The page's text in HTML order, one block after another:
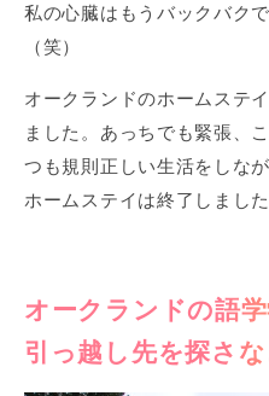
私の心臓はもうバックバク
（笑）
オークランドのホームステ
ました。あっちでも緊張、
つも規則正しい生活をしな
ホームステイは終了しました
オークランドの語
引っ越し先を探さな